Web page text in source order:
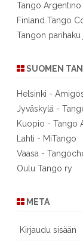
Tango
Finland Tango
Tangon
SUOMEN
Helsinki -
Jyväskylä -
Kuopio - Tango
Lahti - MiTango
Vaasa -
Oulu Tango ry
META
Kirjaudu sisään